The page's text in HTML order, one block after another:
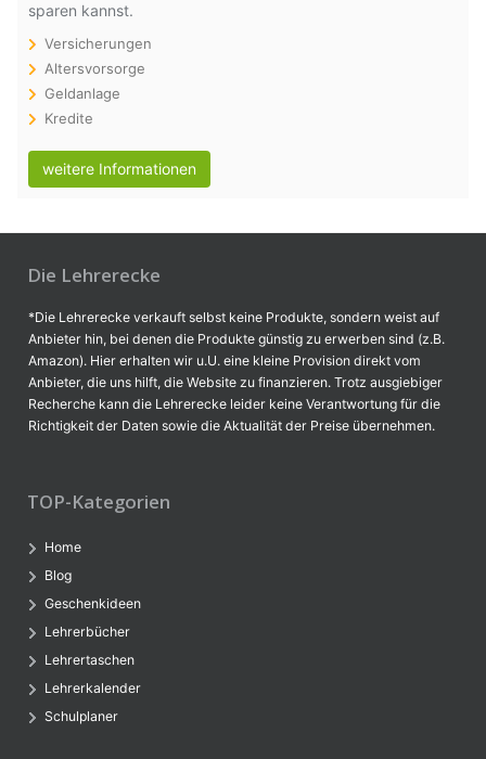
sparen kannst.
Versicherungen
Altersvorsorge
Geldanlage
Kredite
weitere Informationen
Die Lehrerecke
*Die Lehrerecke verkauft selbst keine Produkte, sondern weist auf
Anbieter hin, bei denen die Produkte günstig zu erwerben sind (z.B.
Amazon). Hier erhalten wir u.U. eine kleine Provision direkt vom
Anbieter, die uns hilft, die Website zu finanzieren. Trotz ausgiebiger
Recherche kann die Lehrerecke leider keine Verantwortung für die
Richtigkeit der Daten sowie die Aktualität der Preise übernehmen.
TOP-Kategorien
Home
Blog
Geschenkideen
Lehrerbücher
Lehrertaschen
Lehrerkalender
Schulplaner